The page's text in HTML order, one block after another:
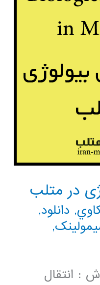
در متلب
, دانلود,
,
: انتقال